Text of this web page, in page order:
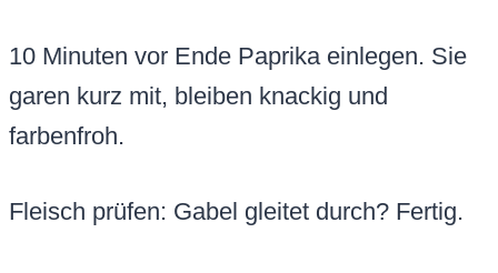
10 Minuten vor Ende Paprika einlegen. Sie
garen kurz mit, bleiben knackig und
farbenfroh.
Fleisch prüfen: Gabel gleitet durch? Fertig.